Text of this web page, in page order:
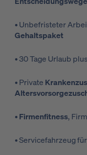
• Unbefristeter
Gehaltspaket
• 30 Tage Urlaub
• Private
•Firmenfitness,
• Servicefahrzeug